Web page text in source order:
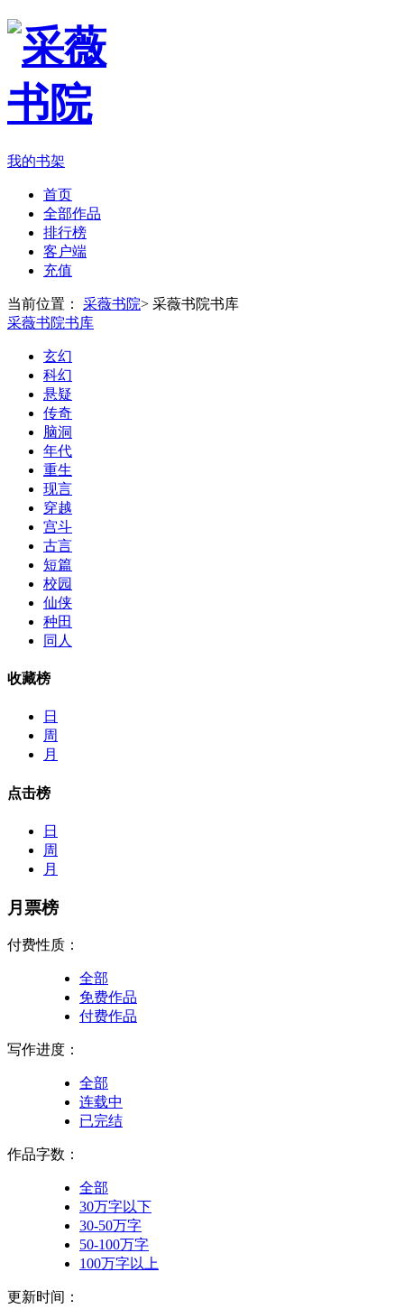
我的书架
首页
全部作品
排行榜
客户端
充值
当前位置： 采薇书院> 采薇书院书库
采薇书院书库
玄幻
科幻
悬疑
传奇
脑洞
年代
重生
现言
穿越
宫斗
古言
短篇
校园
仙侠
种田
同人
收藏榜
日
周
月
点击榜
日
周
月
月票榜
付费性质：
全部
免费作品
付费作品
写作进度：
全部
连载中
已完结
作品字数：
全部
30万字以下
30-50万字
50-100万字
100万字以上
更新时间：